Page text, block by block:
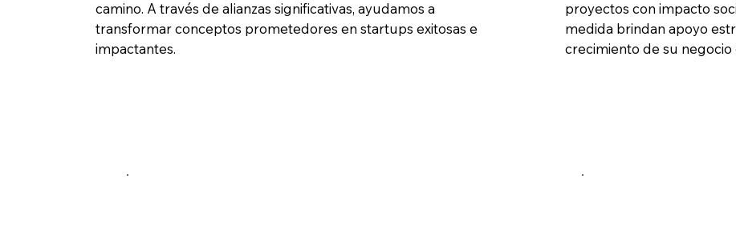
proyectos con impacto
medida brindan apoyo
crecimiento de su negocio
camino. A través de alianzas significativas, ayudamos a
transformar conceptos prometedores en startups exitosas e
impactantes.